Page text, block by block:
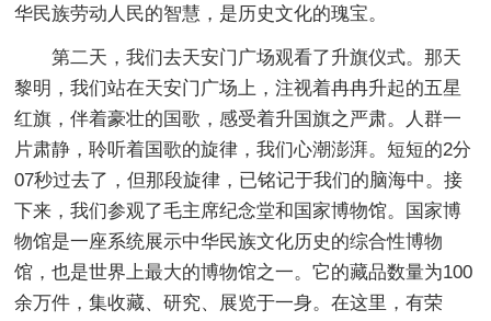
华民族劳动人民的智慧，是历史文化的瑰宝。
第二天，我们去天安门广场观看了升旗仪式。那天
黎明，我们站在天安门广场上，注视着冉冉升起的五星
红旗，伴着豪壮的国歌，感受着升国旗之严肃。人群一
片肃静，聆听着国歌的旋律，我们心潮澎湃。短短的2分
07秒过去了，但那段旋律，已铭记于我们的脑海中。接
下来，我们参观了毛主席纪念堂和国家博物馆。国家博
物馆是一座系统展示中华民族文化历史的综合性博物
馆，也是世界上最大的博物馆之一。它的藏品数量为100
余万件，集收藏、研究、展览于一身。在这里，有荣